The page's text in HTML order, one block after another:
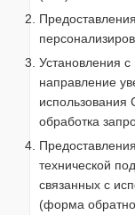
Установления
направление
использования
обработка
технической
связанных с
(форма